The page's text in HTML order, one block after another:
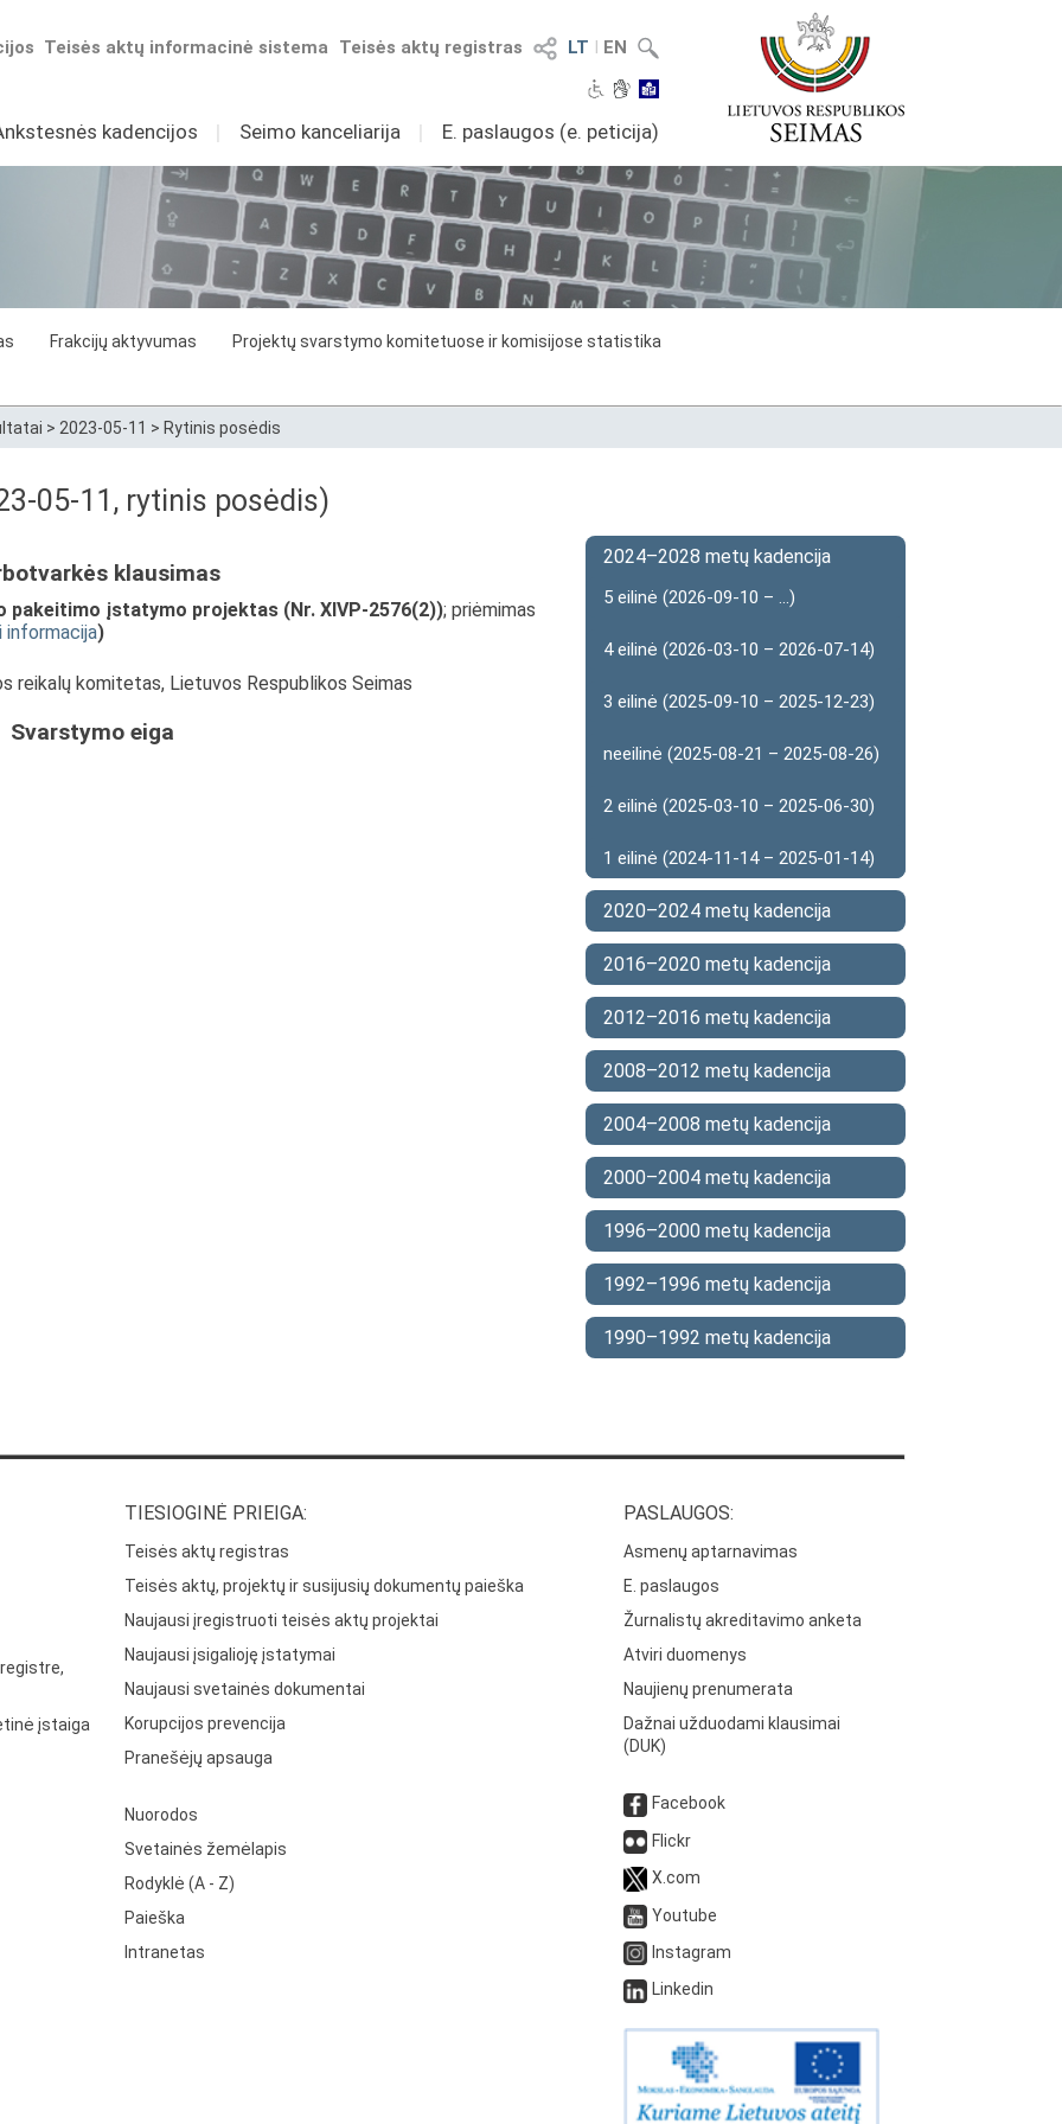
LT I EN
Teisės aktų registras
Teisės aktų informacinė sistema
kadencijos I Seimo kanceliarija I E. paslaugos (e. peticija)
Frakcijų aktyvumas
Projektų svarstymo komitetuose ir komisijose statistika
> 2023-05-11 > Rytinis posėdis
05-11, rytinis posėdis)
klausimas
pakeitimo įstatymo projektas (Nr. XIVP-2576(2)); priėmimas
informacija)
reikalų komitetas, Lietuvos Respublikos Seimas
Svarstymo eiga
2024–2028 metų kadencija
5 eilinė (2026-09-10 – ...)
4 eilinė (2026-03-10 – 2026-07-14)
3 eilinė (2025-09-10 – 2025-12-23)
neeilinė (2025-08-21 – 2025-08-26)
2 eilinė (2025-03-10 – 2025-06-30)
1 eilinė (2024-11-14 – 2025-01-14)
2020–2024 metų kadencija
2016–2020 metų kadencija
2012–2016 metų kadencija
2008–2012 metų kadencija
2004–2008 metų kadencija
2000–2004 metų kadencija
1996–2000 metų kadencija
1992–1996 metų kadencija
1990–1992 metų kadencija
įstaiga
TIESIOGINĖ PRIEIGA:
Teisės aktų registras
Teisės aktų, projektų ir susijusių dokumentų paieška
Naujausi įregistruoti teisės aktų projektai
Naujausi įsigalioję įstatymai
Naujausi svetainės dokumentai
Korupcijos prevencija
Pranešėjų apsauga
Nuorodos
Svetainės žemėlapis
Rodyklė (A - Z)
Paieška
Intranetas
PASLAUGOS:
Asmenų aptarnavimas
E. paslaugos
Žurnalistų akreditavimo anketa
Atviri duomenys
Naujienų prenumerata
Dažnai užduodami klausimai
(DUK)
Facebook
Flickr
X.com
Youtube
Instagram
Linkedin